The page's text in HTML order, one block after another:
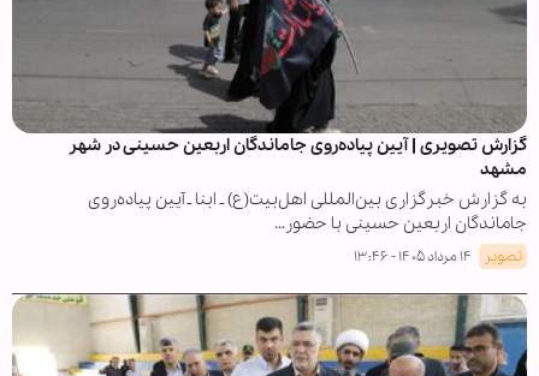
گزارش تصویری | آیین پیاده‌روی جاماندگان اربعین حسینی در شهر
مشهد
به گزارش خبرگزاری بین‌المللی اهل‌بیت(ع) ـ ابنا ـ آیین پیاده‌روی
جاماندگان اربعین حسینی با حضور…
تصویر ۱۴ مرداد ۱۴۰۵ - ۱۳:۴۶